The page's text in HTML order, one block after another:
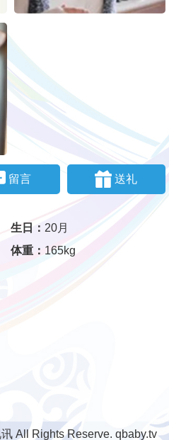
留言 送礼
生日： 20月
体重： 165kg
All Rights Reserve. qbaby.tv